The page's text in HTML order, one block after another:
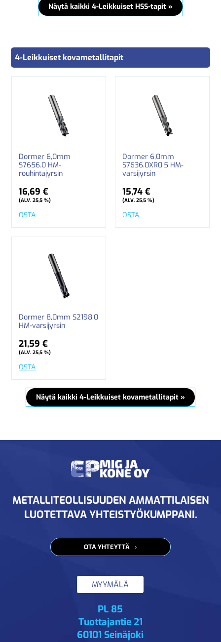
Näytä kaikki 4-Leikkuiset HSS-tapit »
4-Leikkuiset kovametallitapit
Dormer 6,0mm
S7656.0 HM-
rouhintajyrsin
16,69 €
(ALV. 25,5 %)
OSTA
Dormer 6,0mm
S7636.0XR0.5 HM-
varsijyrsin
15,74 €
(ALV. 25,5 %)
OSTA
Dormer 8,0mm S2198.0
HM-varsijyrsin
21,59 €
(ALV. 25,5 %)
OSTA
Näytä kaikki 4-Leikkuiset kovametallitapit »
METALLITEOLLISUUDEN AMMATTILAISEN
LUOTETTAVA YHTEISTYÖKUMPPANI.
OTA YHTEYTTÄ
MYYMÄLÄ
PL 85
Tuottajantie 21
60101 Seinäjoki